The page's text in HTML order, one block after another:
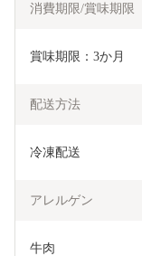
消費期限/賞味期限
賞味期限：3か月
配送方法
冷凍配送
アレルゲン
牛肉